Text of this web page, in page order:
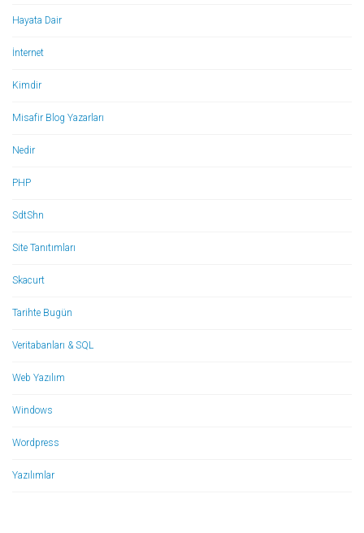
Hayata Dair
İnternet
Kimdir
Misafir Blog Yazarları
Nedir
PHP
SdtShn
Site Tanıtımları
Skacurt
Tarihte Bugün
Veritabanları & SQL
Web Yazılım
Windows
Wordpress
Yazılımlar